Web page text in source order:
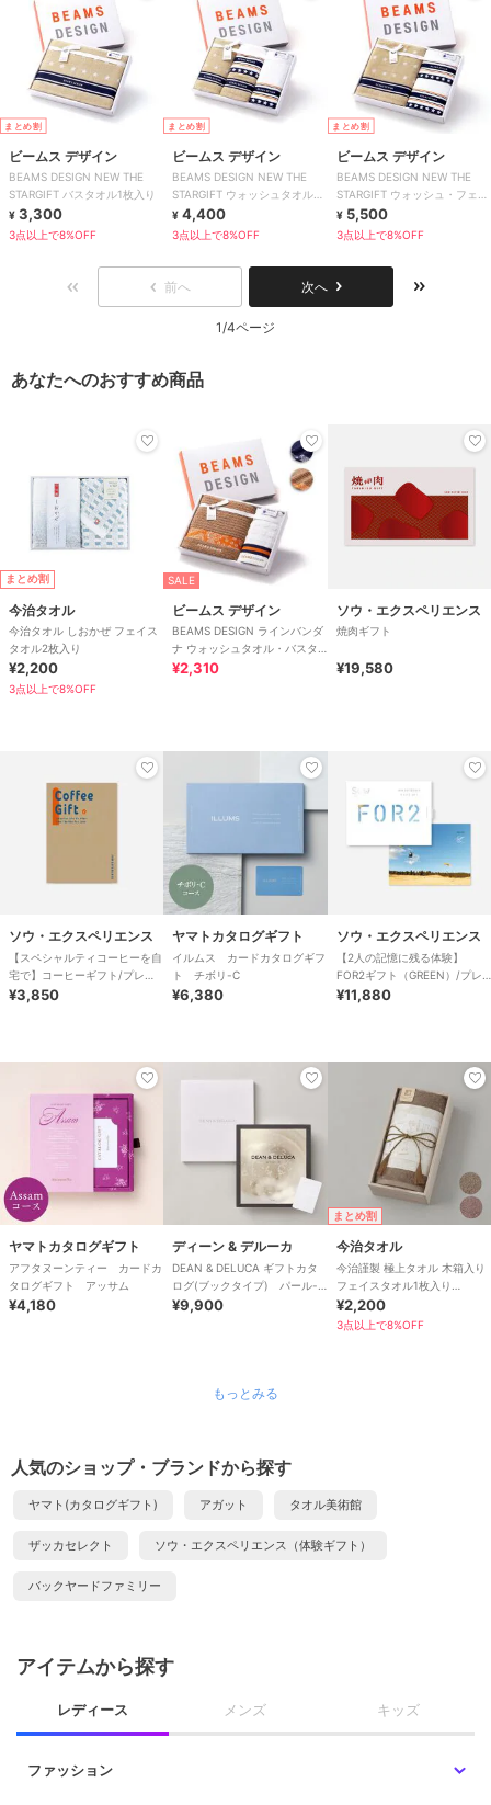
まとめ割
ビームス デザイン
BEAMS DESIGN NEW THE
STARGIFT バスタオル1枚入り
¥ 3,300
3点以上で8%OFF
まとめ割
ビームス デザイン
BEAMS DESIGN NEW THE
STARGIFT ウォッシュタオル・
フェイスタオル各2枚入
¥ 4,400
3点以上で8%OFF
まとめ割
ビームス デザイン
BEAMS DESIGN NEW THE
STARGIFT ウォッシュ・フェイ
ス・バスタオル各1枚入
¥ 5,500
3点以上で8%OFF
前へ 次へ
1/4ページ
あなたへのおすすめ商品
まとめ割
今治タオル
今治タオル しおかぜ フェイス
タオル2枚入り
¥2,200
3点以上で8%OFF
SALE
ビームス デザイン
BEAMS DESIGN ラインバンダ
ナ ウォッシュタオル・バスタ
オル各1枚入り
¥2,310
ソウ・エクスペリエンス
焼肉ギフト
¥19,580
ソウ・エクスペリエンス
【スペシャルティコーヒーを自
宅で】コーヒーギフト/プレゼ
ント/誕生日/景品/クリスマス
¥3,850
ヤマトカタログギフト
イルムス カードカタログギフ
ト チボリ-C
¥6,380
ソウ・エクスペリエンス
【2人の記憶に残る体験】
FOR2ギフト（GREEN）/プレ
ゼント/誕生日/結婚祝い/クリ
¥11,880
ヤマトカタログギフト
アフタヌーンティー カードカ
タログギフト アッサム
¥4,180
ディーン & デルーカ
DEAN & DELUCA ギフトカタ
ログ(ブックタイプ) パール-
BC
¥9,900
まとめ割
今治タオル
今治謹製 極上タオル 木箱入り
フェイスタオル1枚入り
GK22020
¥2,200
3点以上で8%OFF
もっとみる
人気のショップ・ブランドから探す
ヤマト(カタログギフト) アガット タオル美術館
ザッカセレクト ソウ・エクスペリエンス（体験ギフト）
バックヤードファミリー
アイテムから探す
レディース メンズ キッズ
ファッション